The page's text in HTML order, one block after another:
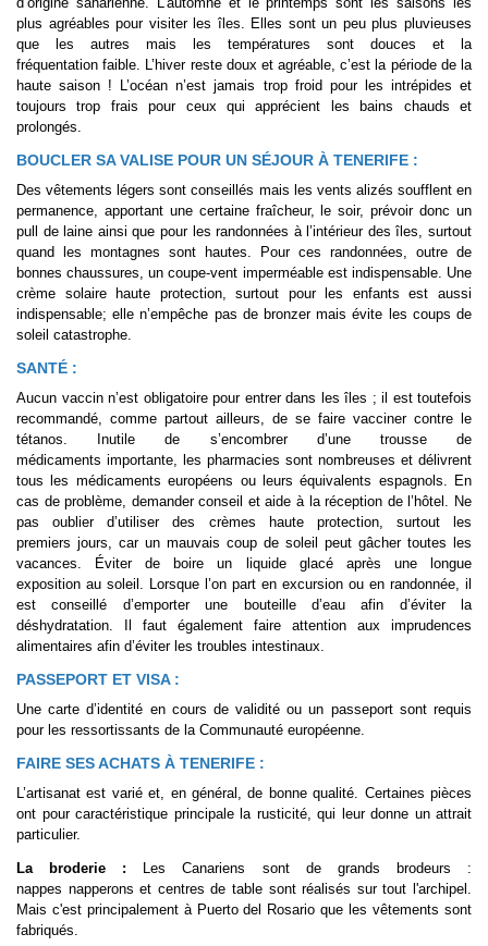
plus agréables pour visiter les îles. Elles sont un peu plus pluvieuses
que les autres mais les températures sont douces et la
fréquentation faible. L’hiver reste doux et agréable, c’est la période de la
haute saison ! L’océan n’est jamais trop froid pour les intrépides et
toujours trop frais pour ceux qui apprécient les bains chauds et
prolongés.
BOUCLER SA VALISE POUR UN SÉJOUR À TENERIFE :
Des vêtements légers sont conseillés mais les vents alizés soufflent en
permanence, apportant une certaine fraîcheur, le soir, prévoir donc un
pull de laine ainsi que pour les randonnées à l’intérieur des îles, surtout
quand les montagnes sont hautes. Pour ces randonnées, outre de
bonnes chaussures, un coupe-vent imperméable est indispensable. Une
crème solaire haute protection, surtout pour les enfants est aussi
indispensable; elle n’empêche pas de bronzer mais évite les coups de
soleil catastrophe.
SANTÉ :
Aucun vaccin n’est obligatoire pour entrer dans les îles ; il est toutefois
recommandé, comme partout ailleurs, de se faire vacciner contre le
tétanos. Inutile de s’encombrer d’une trousse de
médicaments importante, les pharmacies sont nombreuses et délivrent
tous les médicaments européens ou leurs équivalents espagnols. En
cas de problème, demander conseil et aide à la réception de l’hôtel. Ne
pas oublier d’utiliser des crèmes haute protection, surtout les
premiers jours, car un mauvais coup de soleil peut gâcher toutes les
vacances. Éviter de boire un liquide glacé après une longue
exposition au soleil. Lorsque l’on part en excursion ou en randonnée, il
est conseillé d’emporter une bouteille d’eau afin d’éviter la
déshydratation. Il faut également faire attention aux imprudences
alimentaires afin d’éviter les troubles intestinaux.
PASSEPORT ET VISA :
Une carte d’identité en cours de validité ou un passeport sont requis
pour les ressortissants de la Communauté européenne.
FAIRE SES ACHATS À TENERIFE :
L’artisanat est varié et, en général, de bonne qualité. Certaines pièces
ont pour caractéristique principale la rusticité, qui leur donne un attrait
particulier.
La broderie : Les Canariens sont de grands brodeurs :
nappes napperons et centres de table sont réalisés sur tout l'archipel.
Mais c'est principalement à Puerto del Rosario que les vêtements sont
fabriqués.